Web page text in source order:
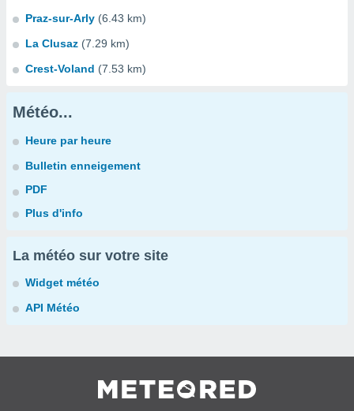
Praz-sur-Arly (6.43 km)
La Clusaz (7.29 km)
Crest-Voland (7.53 km)
Météo...
Heure par heure
Bulletin enneigement
PDF
Plus d'info
La météo sur votre site
Widget météo
API Météo